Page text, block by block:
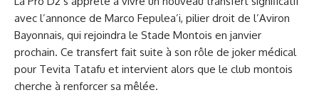
avec l’annonce de Marco Fepulea’i, pilier droit de l’Aviron
Bayonnais, qui rejoindra le Stade Montois en janvier
prochain. Ce transfert fait suite à son rôle de joker médical
pour Tevita Tatafu et intervient alors que le club montois
cherche à renforcer sa mêlée.